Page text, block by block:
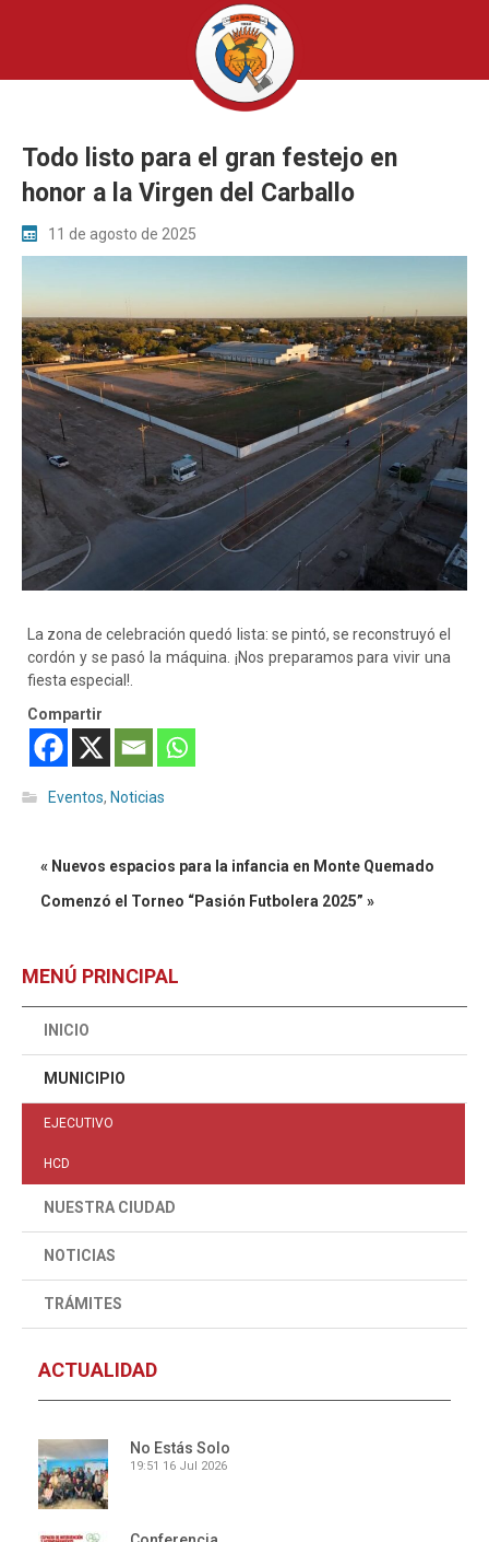
Todo listo para el gran festejo en
honor a la Virgen del Carballo
11 de agosto de 2025
La zona de celebración quedó lista: se pintó, se reconstruyó el
cordón y se pasó la máquina. ¡Nos preparamos para vivir una
fiesta especial!.
Compartir
Eventos, Noticias
« Nuevos espacios para la infancia en Monte Quemado
Comenzó el Torneo “Pasión Futbolera 2025” »
MENÚ PRINCIPAL
INICIO
MUNICIPIO
EJECUTIVO
HCD
NUESTRA CIUDAD
NOTICIAS
TRÁMITES
ACTUALIDAD
No Estás Solo
19:51 16 Jul 2026